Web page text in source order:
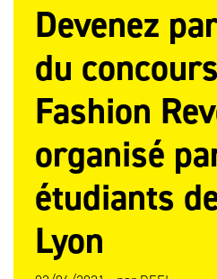
Devenez
du
Fashion
organisé
étudiants
Lyon